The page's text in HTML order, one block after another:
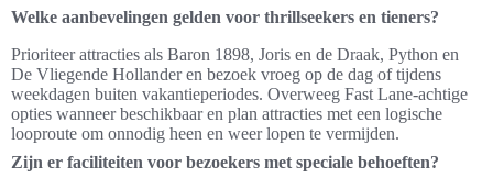
Welke aanbevelingen gelden voor thrillseekers en tieners?
Prioriteer attracties als Baron 1898, Joris en de Draak, Python en
De Vliegende Hollander en bezoek vroeg op de dag of tijdens
weekdagen buiten vakantieperiodes. Overweeg Fast Lane-achtige
opties wanneer beschikbaar en plan attracties met een logische
looproute om onnodig heen en weer lopen te vermijden.
Zijn er faciliteiten voor bezoekers met speciale behoeften?